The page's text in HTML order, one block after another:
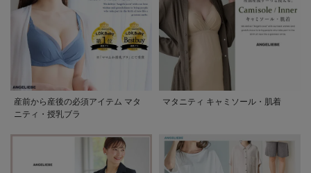
産前から産後の必須アイテム マタ
ニティ・授乳ブラ
マタニティ キャミソール・肌着